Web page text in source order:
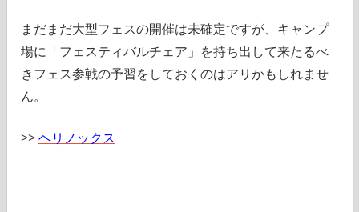
まだまだ大型フェスの開催は未確定ですが、キャンプ
場に「フェスティバルチェア」を持ち出して来たるべ
きフェス参戦の予習をしておくのはアリかもしれませ
ん。
>>ヘリノックス